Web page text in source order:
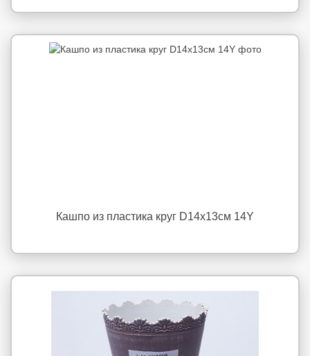
Кашпо из пластика круг D14х13см 14Y